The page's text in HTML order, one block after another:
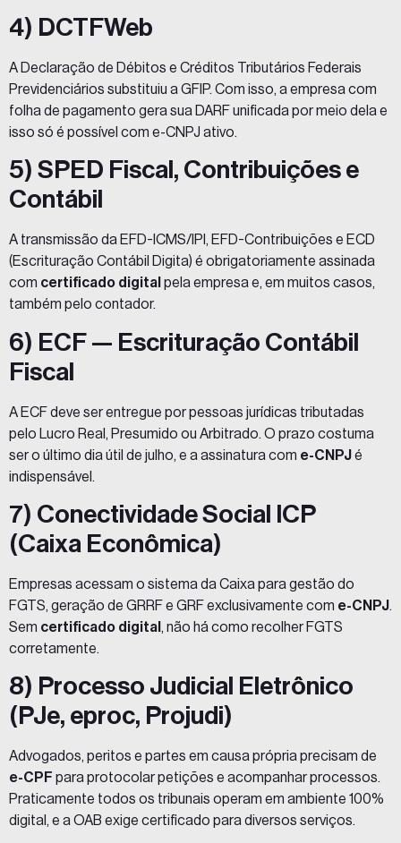
4) DCTFWeb
A Declaração de Débitos e Créditos Tributários Federais
Previdenciários substituiu a GFIP. Com isso, a empresa com
folha de pagamento gera sua DARF unificada por meio dela e
isso só é possível com e-CNPJ ativo.
5) SPED Fiscal, Contribuições e
Contábil
A transmissão da EFD-ICMS/IPI, EFD-Contribuições e ECD
(Escrituração Contábil Digita) é obrigatoriamente assinada
com certificado digital pela empresa e, em muitos casos,
também pelo contador.
6) ECF — Escrituração Contábil
Fiscal
A ECF deve ser entregue por pessoas jurídicas tributadas
pelo Lucro Real, Presumido ou Arbitrado. O prazo costuma
ser o último dia útil de julho, e a assinatura com e-CNPJé
indispensável.
7) Conectividade Social ICP
(Caixa Econômica)
Empresas acessam o sistema da Caixa para gestão do
FGTS, geração de GRRF e GRF exclusivamente com e-CNPJ.
Sem certificado digital , não há como recolher FGTS
corretamente.
8) Processo Judicial Eletrônico
(PJe, eproc, Projudi)
Advogados, peritos e partes em causa própria precisam de
e-CPF para protocolar petições e acompanhar processos.
Praticamente todos os tribunais operam em ambiente 100%
digital, e a OAB exige certificado para diversos serviços.